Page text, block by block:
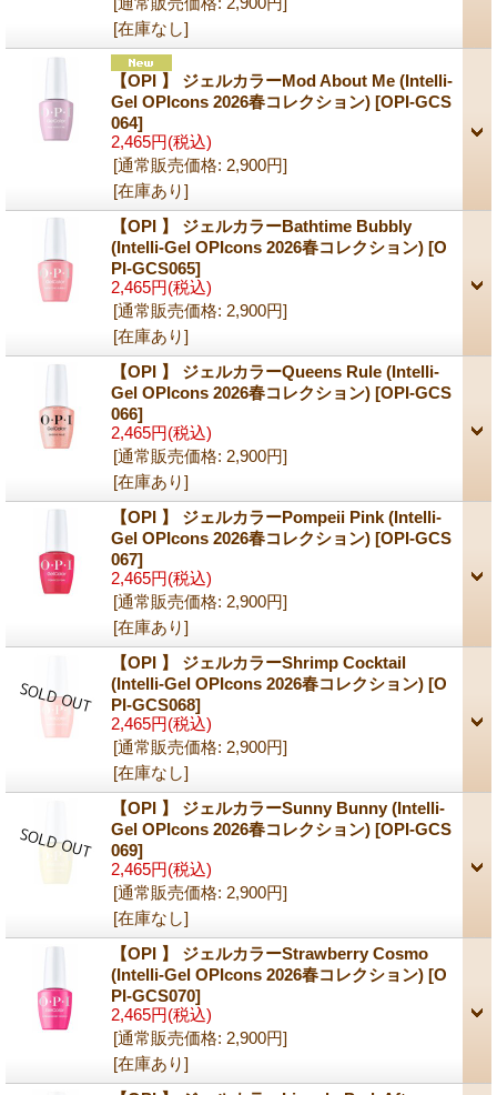
[在庫なし]
【OPI 】 ジェルカラーMod About Me (Intelli-
Gel OPIcons 2026春コレクション) [OPI-GCS
064]
2,465円(税込)
[通常販売価格: 2,900円]
[在庫あり]
【OPI 】 ジェルカラーBathtime Bubbly
(Intelli-Gel OPIcons 2026春コレクション) [O
PI-GCS065]
2,465円(税込)
[通常販売価格: 2,900円]
[在庫あり]
【OPI 】 ジェルカラーQueens Rule (Intelli-
Gel OPIcons 2026春コレクション) [OPI-GCS
066]
2,465円(税込)
[通常販売価格: 2,900円]
[在庫あり]
【OPI 】 ジェルカラーPompeii Pink (Intelli-
Gel OPIcons 2026春コレクション) [OPI-GCS
067]
2,465円(税込)
[通常販売価格: 2,900円]
[在庫あり]
【OPI 】 ジェルカラーShrimp Cocktail
(Intelli-Gel OPIcons 2026春コレクション) [O
PI-GCS068]
2,465円(税込)
[通常販売価格: 2,900円]
[在庫なし]
【OPI 】 ジェルカラーSunny Bunny (Intelli-
Gel OPIcons 2026春コレクション) [OPI-GCS
069]
2,465円(税込)
[通常販売価格: 2,900円]
[在庫なし]
【OPI 】 ジェルカラーStrawberry Cosmo
(Intelli-Gel OPIcons 2026春コレクション) [O
PI-GCS070]
2,465円(税込)
[通常販売価格: 2,900円]
[在庫あり]